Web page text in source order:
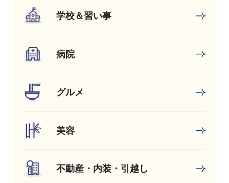
学校＆習い事
病院
グルメ
美容
不動産・内装・引越し